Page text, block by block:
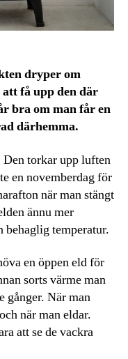
dryper om
få upp den där
bra om man får en
därhemma.
torkar upp luften
en novemberdag för
när man stängt
ännu mer
temperatur.
en öppen eld för
sorts värme man
gånger. När man
när man eldar.
att se de vackra